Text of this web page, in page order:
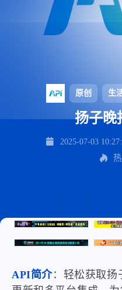
原创 生
扬子晚
2025-07-03
API简介：轻松获取扬